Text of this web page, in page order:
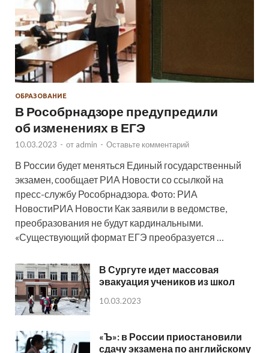
ОБРАЗОВАНИЕ
В Рособрнадзоре предупредили
об изменениях в ЕГЭ
10.03.2023 - от admin - Оставьте комментарий
В России будет меняться Единый государственный
экзамен, сообщает РИА Новости со ссылкой на
пресс-службу Рособрнадзора. Фото: РИА
НовостиРИА Новости Как заявили в ведомстве,
преобразования не будут кардинальными.
«Существующий формат ЕГЭ преобразуется …
В Сургуте идет массовая
эвакуация учеников из школ
10.03.2023
«Ъ»: в России приостановили
сдачу экзамена по английскому